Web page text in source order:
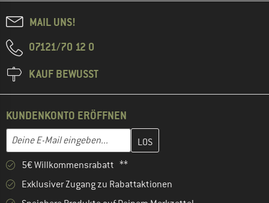
MAIL UNS!
07121/70 12 0
KAUF BEWUSST
KUNDENKONTO ERÖFFNEN
E-Mail-Adresse
Gib hier deine E-Mail-Adresse ein und erstelle im nächsten
5€ Willkommensrabatt **
Exklusiver Zugang zu Rabattaktionen